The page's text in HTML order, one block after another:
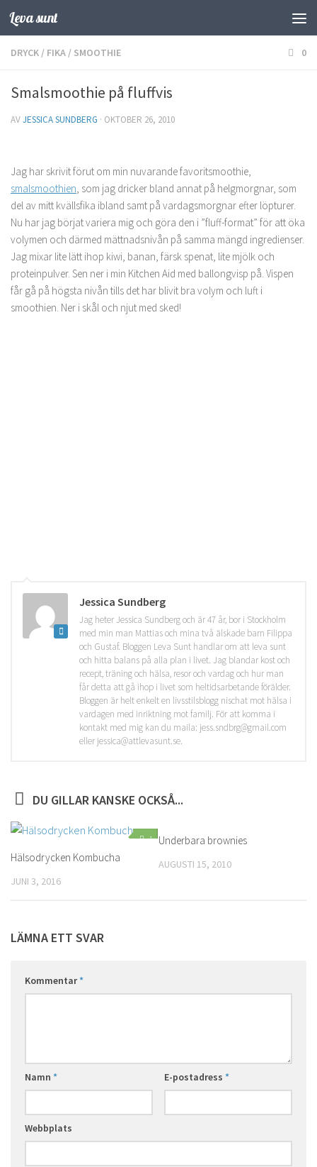
Hoppa till innehåll
Leva sunt
DRYCK / FIKA / SMOOTHIE 0
Smalsmoothie på fluffvis
AVJESSICA SUNDBERG · OKTOBER 26, 2010
Jag har skrivit förut om min nuvarande favoritsmoothie,
smalsmoothien, som jag dricker bland annat på helgmorgnar, som
del av mitt kvällsfika ibland samt på vardagsmorgnar efter löpturer.
Nu har jag börjat variera mig och göra den i ”fluff-format” för att öka
volymen och därmed mättnadsnivån på samma mängd ingredienser.
Jag mixar lite lätt ihop kiwi, banan, färsk spenat, lite mjölk och
proteinpulver. Sen ner i min Kitchen Aid med ballongvisp på. Vispen
får gå på högsta nivån tills det har blivit bra volym och luft i
smoothien. Ner i skål och njut med sked!
Jessica Sundberg
Jag heter Jessica Sundberg och är 47 år, bor i Stockholm
med min man Mattias och mina två älskade barn Filippa
och Gustaf. Bloggen Leva Sunt handlar om att leva sunt
och hitta balans på alla plan i livet. Jag blandar kost och
recept, träning och hälsa, resor och vardag och hur man
får detta att gå ihop i livet som heltidsarbetande förälder.
Bloggen är helt enkelt en livsstilsblogg nischat mot hälsa i
vardagen med inriktning mot familj. För att komma i
kontakt med mig kan du maila: jess.sndbrg@gmail.com
eller jessica@attlevasunt.se.
DU GILLAR KANSKE OCKSÅ...
1
Hälsodrycken Kombucha
JUNI 3, 2016
Underbara brownies
AUGUSTI 15, 2010
LÄMNA ETT SVAR
Kommentar*
Namn * E-postadress *
Webbplats